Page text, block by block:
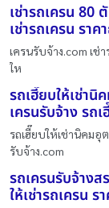
เช่ารถเครน 80
เช่ารถเครน ราค
เครนรับจ้าง.com เช่
ให
รถเฮี๊ยบให้เช่า
เครนรับจ้าง รถ
รถเฮี๊ยบให้เช่านิคมอุ
รับจ้าง.com
รถเครนรับจ้างส
ให้เช่ารถเครน ร